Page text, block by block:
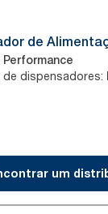
de
Performance
de dispensadores:
um